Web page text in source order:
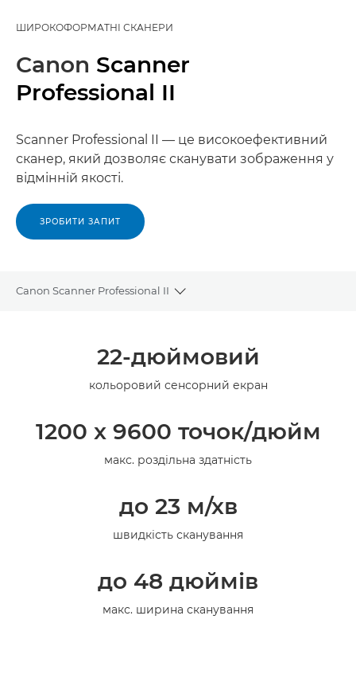
ШИРОКОФОРМАТНІ СКАНЕРИ
Canon Scanner
Professional II
Scanner Professional II — це високоефективний
сканер, який дозволяє сканувати зображення у
відмінній якості.
ЗРОБИТИ ЗАПИТ
Canon Scanner Professional II
Toggle breadcrumbs
22-дюймовий
кольоровий сенсорний екран
1200 x 9600 точок/дюйм
макс. роздільна здатність
до 23 м/хв
швидкість сканування
до 48 дюймів
макс. ширина сканування